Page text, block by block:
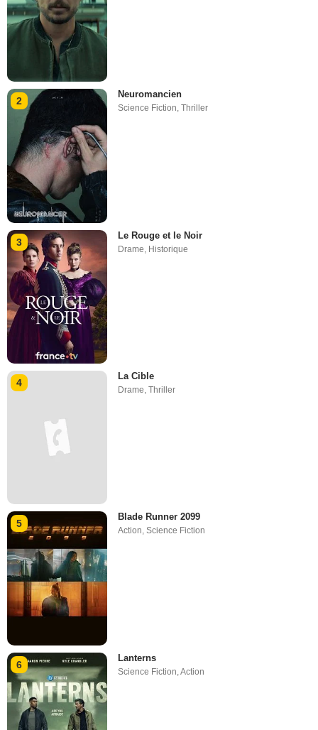
2
Neuromancien
Science Fiction,Thriller
3
Le Rouge et le Noir
Drame Historique
4
La Cible
Drame,Thriller
5
Blade Runner 2099
Action,Science Fiction
6
Lanterns
Science Fiction ,Action